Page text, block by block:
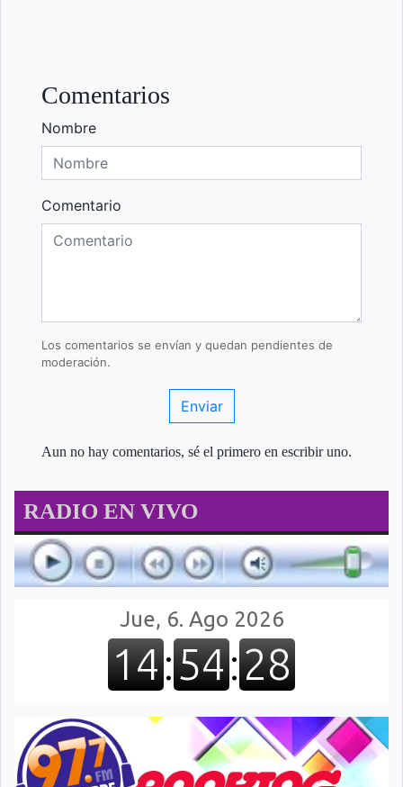
Comentarios
Nombre
Comentario
Los comentarios se envían y quedan pendientes de
moderación.
Enviar
Aun no hay comentarios, sé el primero en escribir uno.
RADIO EN VIVO